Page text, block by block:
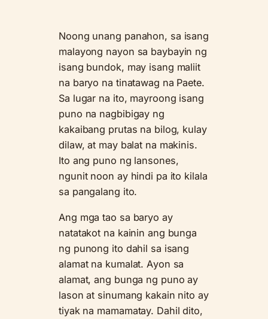
Noong unang panahon, sa isang
malayong nayon sa baybayin ng
isang bundok, may isang maliit
na baryo na tinatawag na Paete.
Sa lugar na ito, mayroong isang
puno na nagbibigay ng
kakaibang prutas na bilog, kulay
dilaw, at may balat na makinis.
Ito ang puno ng lansones,
ngunit noon ay hindi pa ito kilala
sa pangalang ito.
Ang mga tao sa baryo ay
natatakot na kainin ang bunga
ng punong ito dahil sa isang
alamat na kumalat. Ayon sa
alamat, ang bunga ng puno ay
lason at sinumang kakain nito ay
tiyak na mamamatay. Dahil dito,